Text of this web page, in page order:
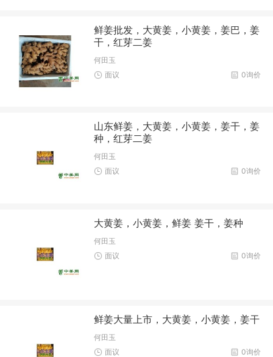
鲜姜批发，大黄姜，小黄姜，姜巴，姜
干，红芽二姜
何田玉
0询价
面议
山东鲜姜，大黄姜，小黄姜，姜干，姜
种，红芽二姜
何田玉
0询价
面议
大黄姜，小黄姜，鲜姜 姜干，姜种
何田玉
0询价
面议
鲜姜大量上市，大黄姜，小黄姜，姜干
何田玉
0询价
面议